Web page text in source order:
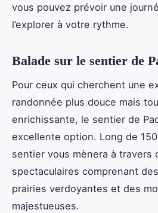
vous pouvez prévoir une
l’explorer à votre rythme.
Balade sur le sentier de
Pour ceux qui cherchent une
randonnée plus douce mais
enrichissante, le sentier de
excellente option. Long de
sentier vous mènera à travers
spectaculaires comprenant
prairies verdoyantes et des
majestueuses.